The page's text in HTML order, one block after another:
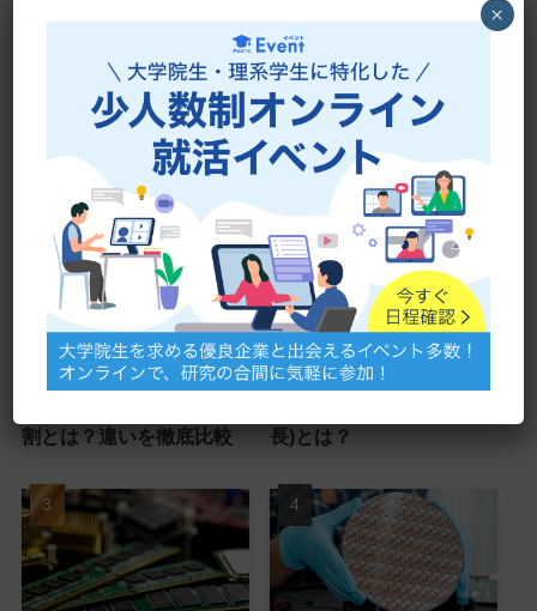
1 2 ... 5
人気記事
半導体製造におけるフォ
割とは？違いを徹底比較
半導体の基礎を解説！エ
長)とは？
×